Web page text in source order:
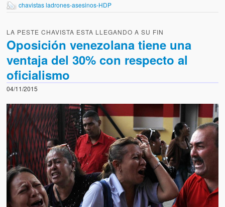
chavistas ladrones-asesinos-HDP
LA PESTE CHAVISTA ESTA LLEGANDO A SU FIN
Oposición venezolana tiene una
ventaja del 30% con respecto al
oficialismo
04/11/2015